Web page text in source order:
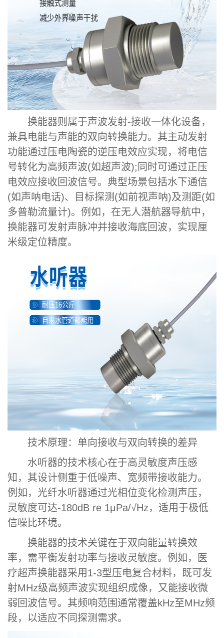
换能器则属于声波发射-接收一体化设备，
兼具电能与声能的双向转换能力。其主动发射
功能通过压电陶瓷的逆压电效应实现，将电信
号转化为高频声波(如超声波);同时可通过正压
电效应接收回波信号。典型场景包括水下通信
(如声呐电话)、目标探测(如前视声呐)及测距(如
多普勒流量计)。例如，在无人潜航器导航中，
换能器可发射声脉冲并接收海底回波，实现厘
米级定位精度。
技术原理：单向接收与双向转换的差异
水听器的技术核心在于高灵敏度声压感
知，其设计侧重于低噪声、宽频带接收能力。
例如，光纤水听器通过光相位变化检测声压，
灵敏度可达-180dB re 1μPa/√Hz，适用于极低
信噪比环境。
换能器的技术关键在于双向能量转换效
率，需平衡发射功率与接收灵敏度。例如，医
疗超声换能器采用1-3型压电复合材料，既可发
射MHz级高频声波实现组织成像，又能接收微
弱回波信号。其频响范围通常覆盖kHz至MHz频
段，以适应不同探测需求。